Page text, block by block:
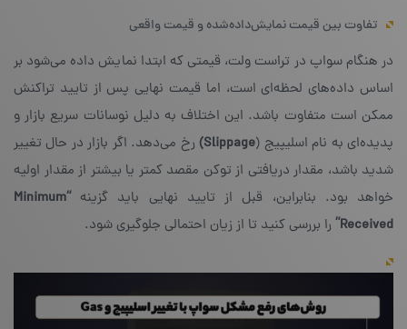
تفاوت بین قیمت نمایش‌داده‌شده و قیمت واقعی
در هنگام سواپ در تراست ولت، قیمتی که ابتدا نمایش داده می‌شود بر
اساس داده‌های لحظه‌ای است، اما قیمت نهایی پس از تایید تراکنش
ممکن است متفاوت باشد. این اختلاف به دلیل نوسانات سریع بازار و
پدیده‌ای به نام اسلیپیج (Slippage) رخ می‌دهد. اگر بازار در حال تغییر
شدید باشد، مقدار دریافتی از توکن مقصد کمتر یا بیشتر از مقدار اولیه
خواهد بود. بنابراین، قبل از تایید نهایی باید گزینه “Minimum
Received” را بررسی کنید تا از زیان احتمالی جلوگیری شود.